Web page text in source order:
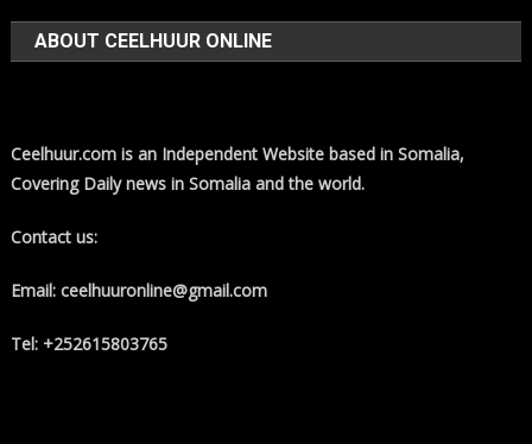
ABOUT CEELHUUR ONLINE
Ceelhuur.com is an Independent Website based in Somalia,
Covering Daily news in Somalia and the world.
Contact us:
Email: ceelhuuronline@gmail.com
Tel: +252615803765